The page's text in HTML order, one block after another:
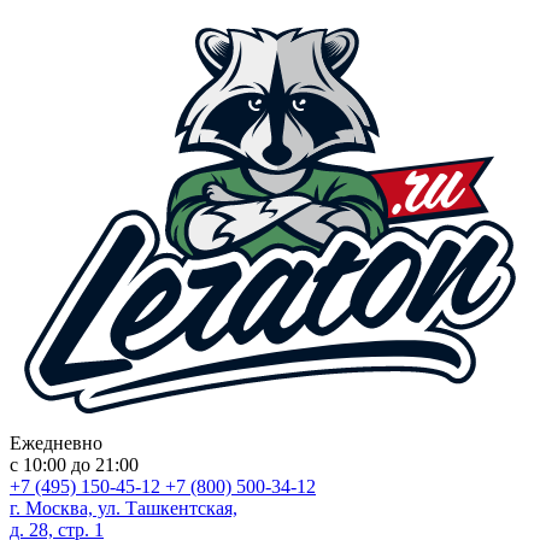
Ежедневно
с 10:00 до 21:00
+7 (495) 150-45-12 +7 (800) 500-34-12
г. Москва, ул. Ташкентская,
д. 28, стр. 1